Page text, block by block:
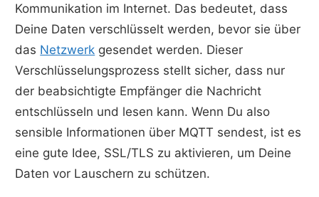
Kommunikation im Internet. Das bedeutet, dass
Deine Daten verschlüsselt werden, bevor sie über
das Netzwerk gesendet werden. Dieser
Verschlüsselungsprozess stellt sicher, dass nur
der beabsichtigte Empfänger die Nachricht
entschlüsseln und lesen kann. Wenn Du also
sensible Informationen über MQTT sendest, ist es
eine gute Idee, SSL/TLS zu aktivieren, um Deine
Daten vor Lauschern zu schützen.